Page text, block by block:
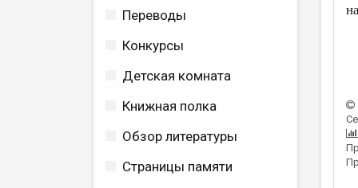
Переводы
Конкурсы
Детская комната
Книжная полка
Обзор литературы
Страницы памяти